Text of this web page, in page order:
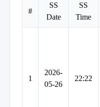
#
SS
Date
SS
Time
1
2026-
05-26
22:22